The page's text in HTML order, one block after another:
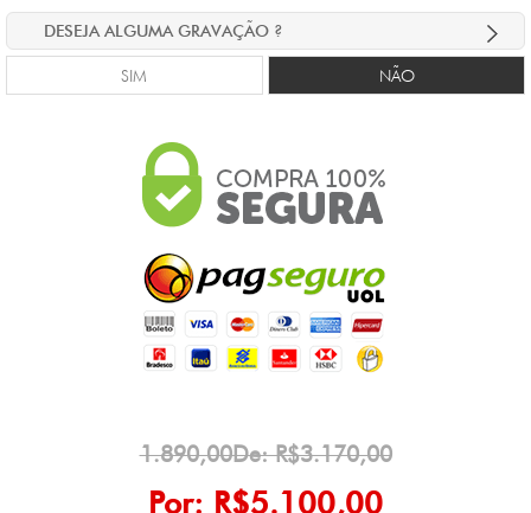
DESEJA ALGUMA GRAVAÇÃO ?
SIM NÃO
1.890,00De: R$3.170,00
Por: R$5.100,00